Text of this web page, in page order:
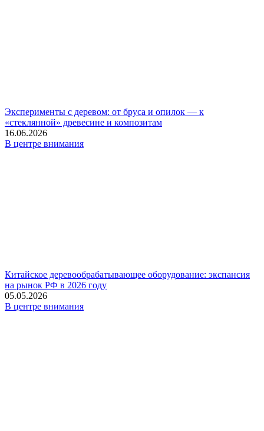
Эксперименты с деревом: от бруса и опилок — к
«стеклянной» древесине и композитам
16.06.2026
В центре внимания
Китайское деревообрабатывающее оборудование: экспансия
на рынок РФ в 2026 году
05.05.2026
В центре внимания